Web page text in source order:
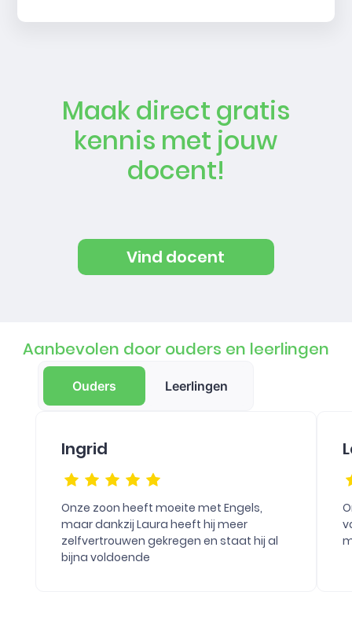
Maak direct gratis
kennis met jouw
docent!
Vind docent
Aanbevolen door ouders en leerlingen
Ouders Leerlingen
Ingrid
Onze zoon heeft moeite met Engels,
maar dankzij Laura heeft hij meer
zelfvertrouwen gekregen en staat hij al
bijna voldoende